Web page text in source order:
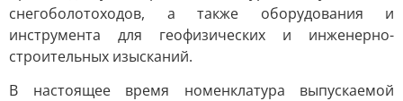
снегоболотоходов, а также оборудования и
инструмента для геофизических и инженерно-
строительных изысканий.
В настоящее время номенклатура выпускаемой